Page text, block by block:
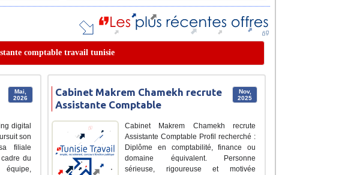
comptable travail tunisie
Mai,
2026
digital
son
filiale
du
Nov,
2025
Cabinet Makrem Chamekh recrute
Assistante Comptable
Cabinet Makrem Chamekh recrute
Assistante Comptable Profil recherché :
Diplôme en comptabilité, finance ou
domaine équivalent. Personne
sérieuse, rigoureuse et motivée